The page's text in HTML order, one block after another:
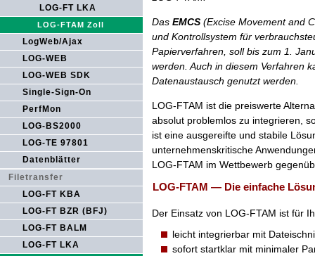
LOG-FT LKA
LOG-FTAM Zoll
LogWeb/Ajax
LOG-WEB
LOG-WEB SDK
Single-Sign-On
PerfMon
LOG-BS2000
LOG-TE 97801
Datenblätter
Filetransfer
LOG-FT KBA
LOG-FT BZR (BFJ)
LOG-FT BALM
LOG-FT LKA
Das EMCS (Excise Movement and
und Kontrollsystem für
Papierverfahren, soll bis zum 1.
werden. Auch in diesem Verfahren
Datenaustausch genutzt werden.
LOG-FTAM ist die preiswerte
absolut problemlos zu integrieren,
ist eine ausgereifte und stabile
unternehmenskritische
LOG-FTAM im Wettbewerb
LOG-FTAM — Die einfache
Der Einsatz von LOG-FTAM ist für
leicht integrierbar mit
sofort startklar mit minimaler